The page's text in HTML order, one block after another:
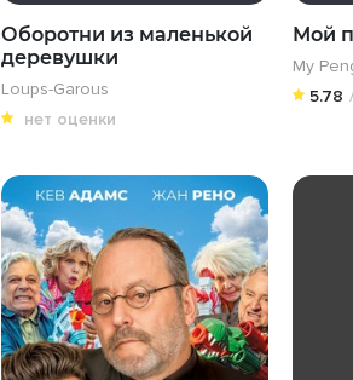
Оборотни из маленькой
деревушки
Loups-Garous
нет оценки
Мой
My
5.78